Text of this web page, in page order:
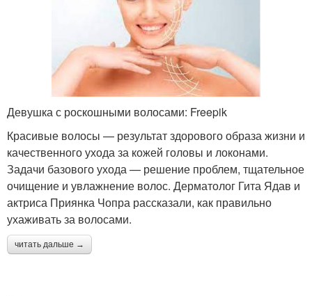
Девушка с роскошными волосами: Freepik
Красивые волосы — результат здорового образа жизни и
качественного ухода за кожей головы и локонами.
Задачи базового ухода — решение проблем, тщательное
очищение и увлажнение волос. Дерматолог Гита Ядав и
актриса Приянка Чопра рассказали, как правильно
ухаживать за волосами.
читать дальше →